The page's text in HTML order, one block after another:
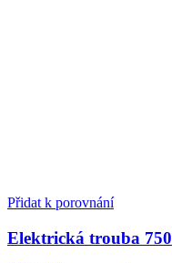
Přidat k porovnání
Elektrická trouba 750